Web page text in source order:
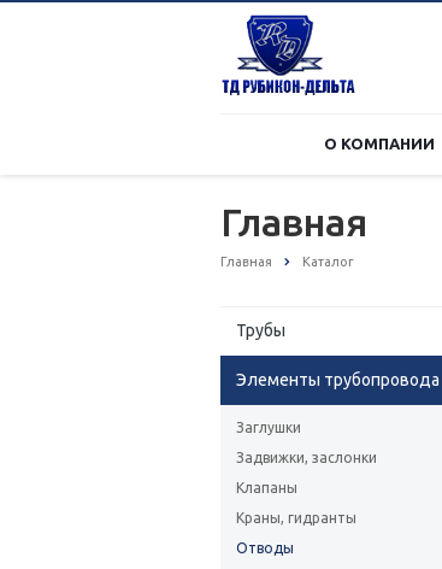
О КОМПАНИИ
Главная
Главная Каталог
Трубы
Элементы трубопровода
Заглушки
Задвижки, заслонки
Клапаны
Краны, гидранты
Отводы